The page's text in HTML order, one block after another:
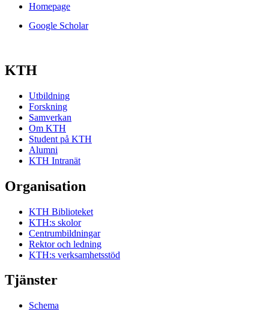
Homepage
Google Scholar
KTH
Utbildning
Forskning
Samverkan
Om KTH
Student på KTH
Alumni
KTH Intranät
Organisation
KTH Biblioteket
KTH:s skolor
Centrumbildningar
Rektor och ledning
KTH:s verksamhetsstöd
Tjänster
Schema